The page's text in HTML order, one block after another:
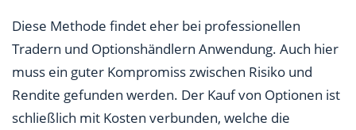
Diese Methode findet eher bei professionellen
Tradern und Optionshändlern Anwendung. Auch hier
muss ein guter Kompromiss zwischen Risiko und
Rendite gefunden werden. Der Kauf von Optionen ist
schließlich mit Kosten verbunden, welche die